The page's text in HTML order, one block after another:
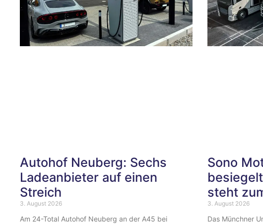
Autohof Neuberg: Sechs
Ladeanbieter auf einen
Streich
3. August 2026
Am 24-Total Autohof Neuberg an der A45 bei
Sono
steht
3. August 2026
Das Münchner